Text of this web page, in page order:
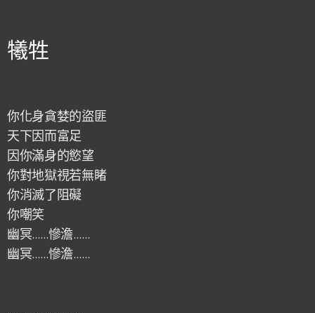
犧牲
你化身貪婪的盜匪
天下因而富足
因你滿身的慾望
你對地獄視若無睹
你消滅了阻礙
你嘲笑
幽冥……慘澹……
幽冥……慘澹……